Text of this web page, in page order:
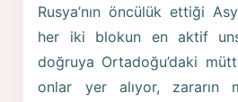
Rusya’nın öncülük ettiği
her iki blokun en aktif
doğruya Ortadoğu’daki
onlar yer alıyor, zararın